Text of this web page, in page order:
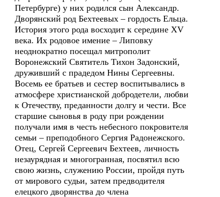
Петербурге) у них родился сын Александр.
Дворянский род Бехтеевых – гордость Ельца.
История этого рода восходит к середине XV
века. Их родовое имение – Липовку
неоднократно посещал митрополит
Воронежский Святитель Тихон Задонский,
друживший с прадедом Нины Сергеевны.
Восемь ее братьев и сестер воспитывались в
атмосфере христианской добродетели, любви
к Отечеству, преданности долгу и чести. Все
старшие сыновья в роду при рождении
получали имя в честь небесного покровителя
семьи – преподобного Сергия Радонежского.
Отец, Сергей Сергеевич Бехтеев, личность
незаурядная и многогранная, посвятил всю
свою жизнь, служению России, пройдя путь
от мирового судьи, затем предводителя
елецкого дворянства до члена